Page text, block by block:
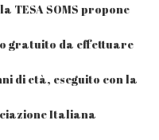
TESA SOMS propone
gratuito da effettuare
di età, eseguito con la
Italiana